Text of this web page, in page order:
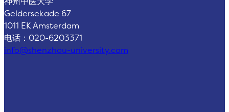
Geldersekade 67
1011 EK Amsterdam
电话：020-6203371
info@shenzhou-university.com